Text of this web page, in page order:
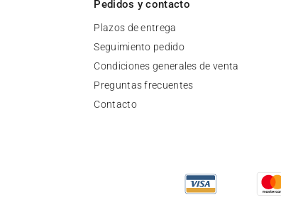
Pedidos y contacto
Plazos de entrega
Seguimiento pedido
Condiciones generales de venta
Preguntas frecuentes
Contacto